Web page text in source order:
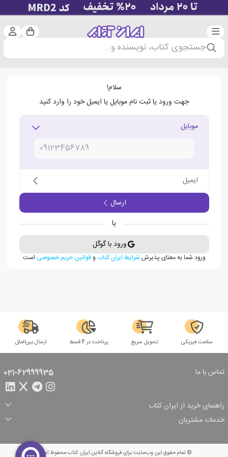
دسته‌بندی سبد
جستجوی کتاب، نویسنده و...
سلام!
جهت ورود یا ثبت نام موبایل یا ایمیل خود را وارد کنید
موبایل
ایمیل
ارسال
یا
ورود با گوگل
ورود شما به معنای پذیرش شرایط ایران کتاب وقوانین حریم خصوصی است
سلامت فیزیکی تحویل سریع پرداخت در 4 قسط ارسال بین‌الملل
تماس با ما 021-62999935
راهنمای خرید از ایران کتاب
ثبت سفارش
شرایط ارسال سفارش
شیوه پرداخت
تخفیف‌های خرید
خدمات مشتریان
© تمام حقوق این وب‌سایت برای فروشگاه آنلاین ایران کتاب محفوظ است.